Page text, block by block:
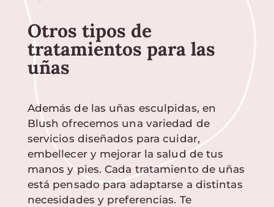
Otros tipos de
tratamientos para las
uñas
Además de las uñas esculpidas, en
Blush ofrecemos una variedad de
servicios diseñados para cuidar,
embellecer y mejorar la salud de tus
manos y pies. Cada tratamiento de uñas
está pensado para adaptarse a distintas
necesidades y preferencias. Te